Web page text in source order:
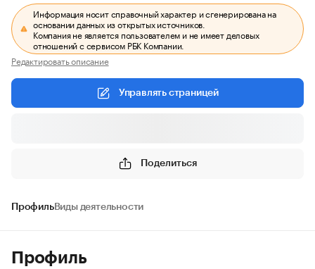
Информация носит справочный характер и сгенерирована на
основании данных из открытых источников.
Компания не является пользователем и не имеет деловых
отношений с сервисом РБК Компании.
Редактировать описание
Управлять страницей
Поделиться
ПрофильВиды деятельности
Профиль